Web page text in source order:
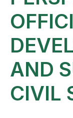
AND
CIVIL